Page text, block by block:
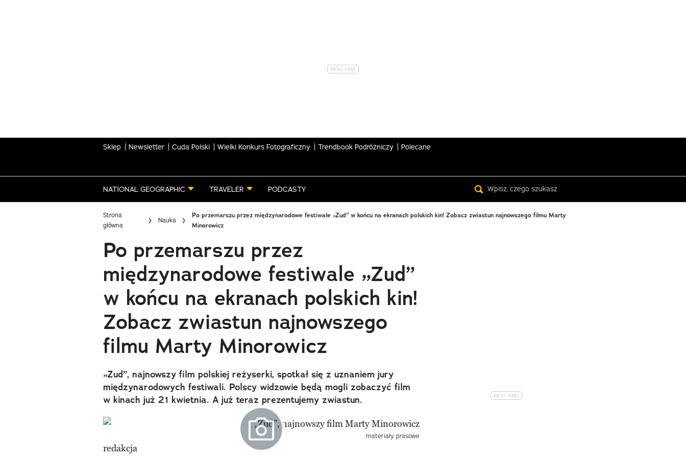
Sklep Newsletter Cuda Polski Wielki Konkurs Fotograficzny Trendbook Podróżniczy Polecane
NATIONAL GEOGRAPHIC TRAVELER PODCASTY
Strona
główna
Nauka
Po przemarszu przez międzynarodowe festiwale „Zud” w końcu na ekranach polskich kin! Zobacz zwiastun najnowszego filmu Marty
Minorowicz
Po przemarszu przez
międzynarodowe festiwale „Zud”
w końcu na ekranach polskich kin!
Zobacz zwiastun najnowszego
filmu Marty Minorowicz
„Zud”, najnowszy film polskiej reżyserki, spotkał się z uznaniem jury
międzynarodowych festiwali. Polscy widzowie będą mogli zobaczyć film
w kinach już 21 kwietnia. A już teraz prezentujemy zwiastun.
materiały prasowe
redakcja